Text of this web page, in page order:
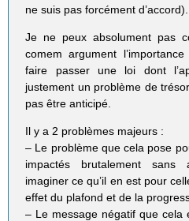
ne suis pas forcément d’accord).
Je ne peux absolument pas
comem argument
faire passer une loi dont
justement un problème de
pas être anticipé.
Il y a 2 problèmes majeurs :
– Le problème que cela pose
impactés brutalement sans
imaginer ce qu’il en est pour
effet du plafond et de la
– Le message négatif que cela